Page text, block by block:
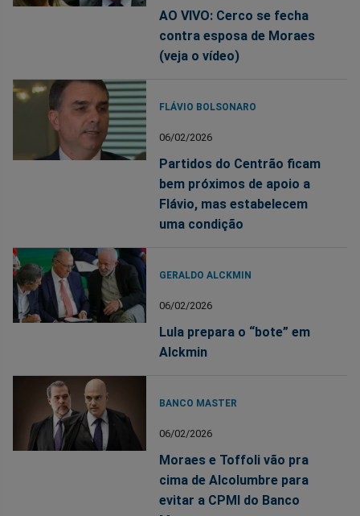
AO VIVO: Cerco se fecha
contra esposa de Moraes
(veja o vídeo)
FLÁVIO BOLSONARO
06/02/2026
Partidos do Centrão ficam
bem próximos de apoio a
Flávio, mas estabelecem
uma condição
GERALDO ALCKMIN
06/02/2026
Lula prepara o “bote” em
Alckmin
BANCO MASTER
06/02/2026
Moraes e Toffoli vão pra
cima de Alcolumbre para
evitar a CPMI do Banco